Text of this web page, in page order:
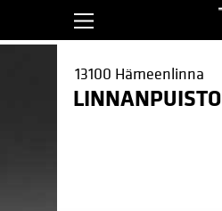
13100 Hämeenlinna
LINNANPUISTO